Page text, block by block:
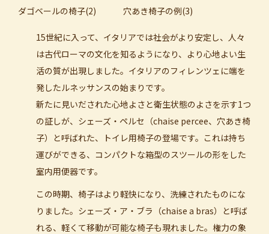
ダゴベールの椅子(2) 穴あき椅子の例(3)
15世紀に入って、イタリアでは社会がより安定し、人々
は古代ローマの文化を知るようになり、より心地よい生
活の質が出現しました。イタリアのフィレンツェに端を
発したルネッサンスの始まりです。
新たに見いだされた心地よさと衛生状態のよさを示す1つ
の証しが、シェーズ・ペルセ（chaise percee、穴あき椅
子）と呼ばれた、トイレ用椅子の登場です。これは持ち
運びができる、コンパクトな箱型のスツールの形をした
室内用便器です。
この時期、椅子はより軽快になり、洗練されたものにな
りました。シェーズ・ア・ブラ（chaise a bras）と呼ば
れる、軽くて移動が可能な椅子も現れました。権力の象